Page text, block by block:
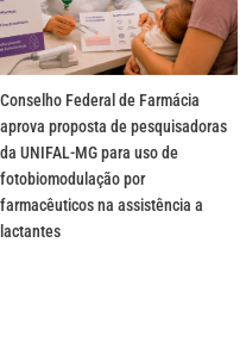
Conselho Federal de Farmácia
aprova proposta de pesquisadoras
da UNIFAL-MG para uso de
fotobiomodulação por
farmacêuticos na assistência a
lactantes